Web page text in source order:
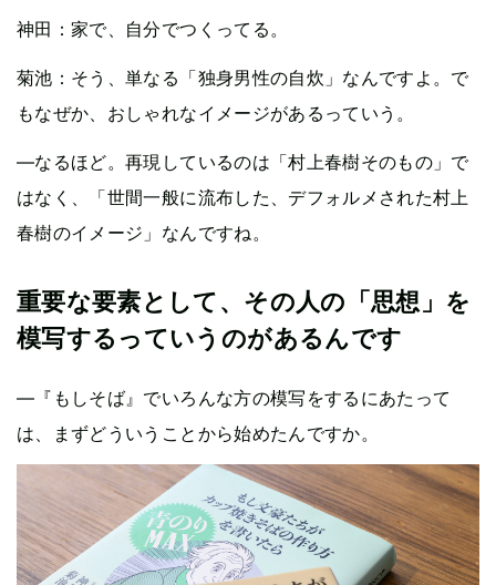
神田：家で、自分でつくってる。
菊池：そう、単なる「独身男性の自炊」なんですよ。で
もなぜか、おしゃれなイメージがあるっていう。
—なるほど。再現しているのは「村上春樹そのもの」で
はなく、「世間一般に流布した、デフォルメされた村上
春樹のイメージ」なんですね。
重要な要素として、その人の「思想」を
模写するっていうのがあるんです
—『もしそば』でいろんな方の模写をするにあたって
は、まずどういうことから始めたんですか。